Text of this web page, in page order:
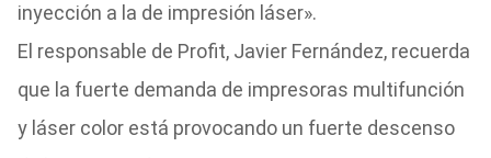
inyección a la de impresión láser».
El responsable de Profit, Javier Fernández, recuerda
que la fuerte demanda de impresoras multifunción
y láser color está provocando un fuerte descenso